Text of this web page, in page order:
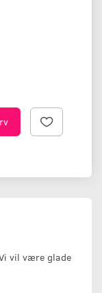
vil være glade